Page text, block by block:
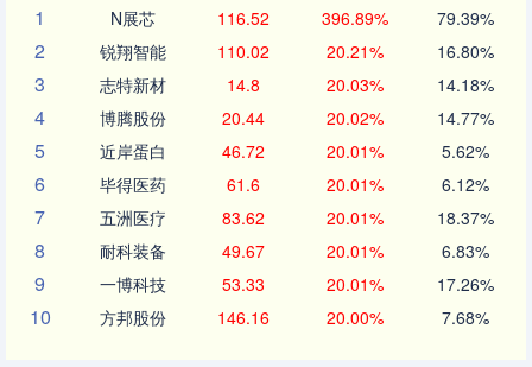
1
N展芯 116.52 396.89% 79.39%
2 锐翔智能 110.02 20.21% 16.80%
3 志特新材 14.8 20.03% 14.18%
4 博腾股份 20.44 20.02% 14.77%
5 近岸蛋白 46.72 20.01% 5.62%
6 毕得医药 61.6 20.01% 6.12%
7 五洲医疗 83.62 20.01% 18.37%
8 耐科装备 49.67 20.01% 6.83%
9 一博科技 53.33 20.01% 17.26%
10 方邦股份 146.16 20.00% 7.68%